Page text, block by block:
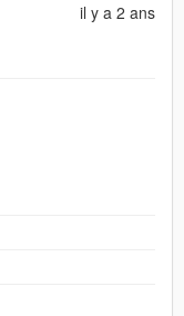
il y a 2 ans